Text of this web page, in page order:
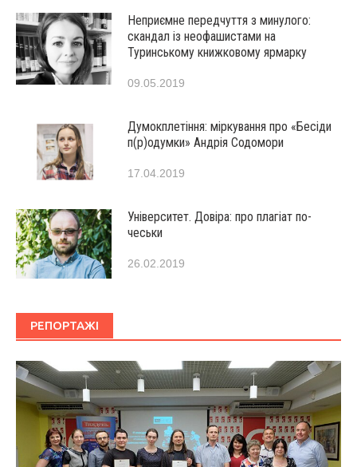
Неприємне передчуття з минулого:
скандал із неофашистами на
Туринському книжковому ярмарку
09.05.2019
Думокплетіння: міркування про «Бесіди
п(р)одумки» Андрія Содомори
17.04.2019
Університет. Довіра: про плагіат по-
чеськи
26.02.2019
РЕПОРТАЖІ